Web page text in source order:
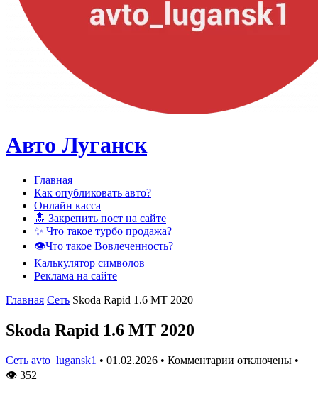
Авто Луганск
Главная
Как опубликовать авто?
Онлайн касса
🔝 Закрепить пост на сайте
✨ Что такое турбо продажа?
👁️Что такое Вовлеченность?
Калькулятор символов
Реклама на сайте
Главная Сеть Skoda Rapid 1.6 MT 2020
Skoda Rapid 1.6 MT 2020
Сеть avto_lugansk1 • 01.02.2026 • Комментарии отключены •
👁 352